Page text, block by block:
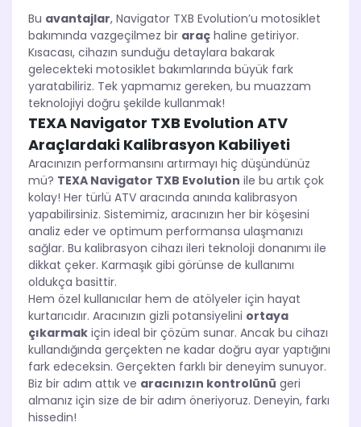
Bu avantajlar, Navigator TXB Evolution’u motosiklet
bakımında vazgeçilmez bir araç haline getiriyor.
Kısacası, cihazın sunduğu detaylara bakarak
gelecekteki motosiklet bakımlarında büyük fark
yaratabiliriz. Tek yapmamız gereken, bu muazzam
teknolojiyi doğru şekilde kullanmak!
TEXA Navigator TXB Evolution ATV
Araçlardaki Kalibrasyon Kabiliyeti
Aracınızın performansını artırmayı hiç düşündünüz
mü? TEXA Navigator TXB Evolution ile bu artık çok
kolay! Her türlü ATV aracında anında kalibrasyon
yapabilirsiniz. Sistemimiz, aracınızın her bir köşesini
analiz eder ve optimum performansa ulaşmanızı
sağlar. Bu kalibrasyon cihazı ileri teknoloji donanımı ile
dikkat çeker. Karmaşık gibi görünse de kullanımı
oldukça basittir.
Hem özel kullanıcılar hem de atölyeler için hayat
kurtarıcıdır. Aracınızın gizli potansiyelini ortaya
çıkarmak için ideal bir çözüm sunar. Ancak bu cihazı
kullandığında gerçekten ne kadar doğru ayar yaptığını
fark edeceksin. Gerçekten farklı bir deneyim sunuyor.
Biz bir adım attık ve aracınızın kontrolünü geri
almanız için size de bir adım öneriyoruz. Deneyin, farkı
hissedin!